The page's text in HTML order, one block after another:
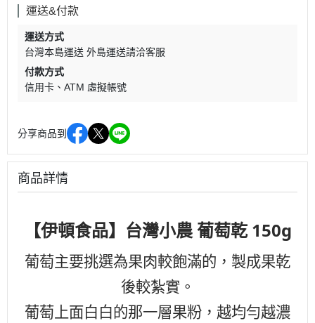
運送&付款
運送方式
台灣本島運送 外島運送請洽客服
付款方式
信用卡
ATM 虛擬帳號
分享商品到
商品詳情
【伊頓食品】台灣小農 葡萄乾 150g
葡萄主要挑選為果肉較飽滿的，製成果乾
後較紮實。
葡萄上面白白的那一層果粉，越均勻越濃